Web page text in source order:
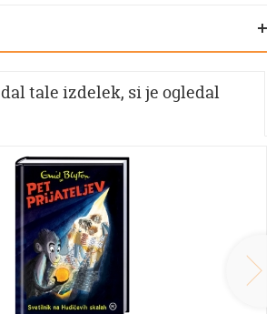
tale izdelek, si je ogledal